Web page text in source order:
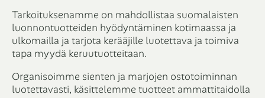
Tarkoituksenamme on mahdollistaa suomalaisten
luonnontuotteiden hyödyntäminen kotimaassa ja
ulkomailla ja tarjota kerääjille luotettava ja toimiva
tapa myydä keruutuotteitaan.
Organisoimme sienten ja marjojen ostotoiminnan
luotettavasti, käsittelemme tuotteet ammattitaidolla